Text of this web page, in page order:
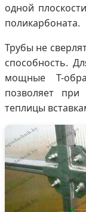
одной
поликарбоната.
Трубы не
способность.
мощные Т-
позволяет при
теплицы